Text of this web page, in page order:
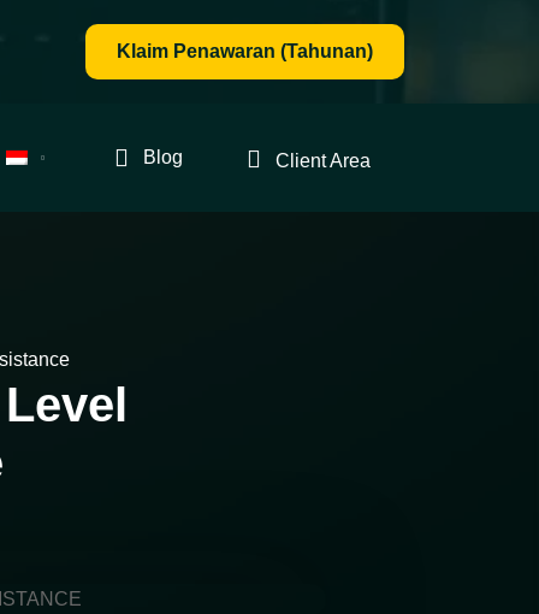
Klaim Penawaran (Tahunan)
Blog Client Area